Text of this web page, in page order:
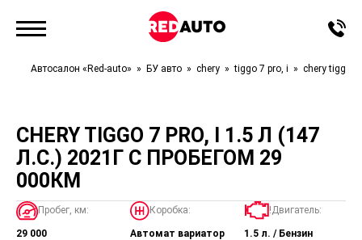
Автосалон «Red-auto» БУ авто chery tiggo 7 pro, i chery tiggo 7
CHERY TIGGO 7 PRO, I 1.5 Л (147
Л.С.) 2021Г С ПРОБЕГОМ 29
000КМ
Пробег, км:
29 000
Коробка:
Автомат вариатор
!Двигатель:
1.5 л. / Бензин